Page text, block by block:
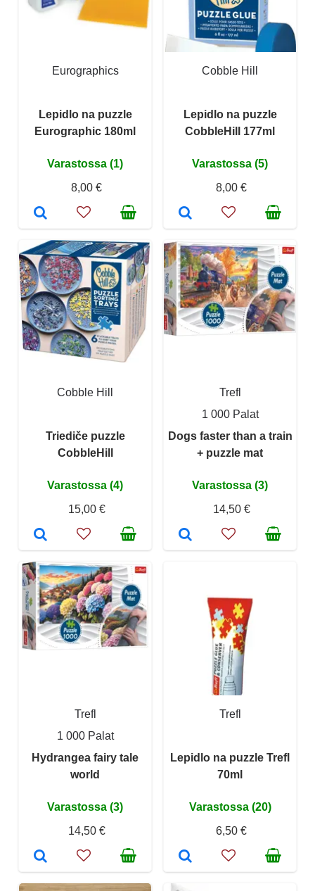
Eurographics
Lepidlo na puzzle
Eurographic 180ml
Varastossa (1)
8,00 €
Cobble Hill
Lepidlo na puzzle
CobbleHill 177ml
Varastossa (5)
8,00 €
Cobble Hill
Triediče puzzle
CobbleHill
Varastossa (4)
15,00 €
Trefl
1 000 Palat
Dogs faster than a train
+ puzzle mat
Varastossa (3)
14,50 €
Trefl
1 000 Palat
Hydrangea fairy tale
world
Varastossa (3)
14,50 €
Trefl
Lepidlo na puzzle Trefl
70ml
Varastossa (20)
6,50 €